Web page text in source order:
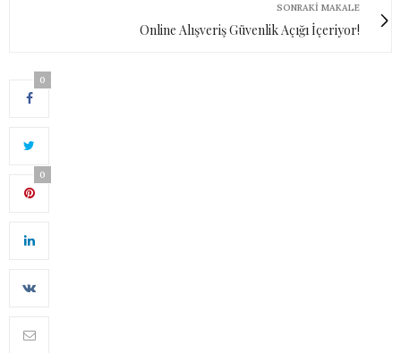
SONRAKI MAKALE
Online Alışveriş Güvenlik Açığı İçeriyor!
0
0